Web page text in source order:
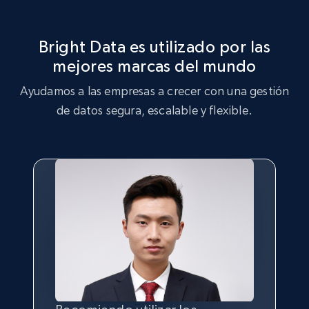
Bright Data es utilizado por las
mejores marcas del mundo
Ayudamos a las empresas a crecer con una gestión
de datos segura, escalable y flexible.